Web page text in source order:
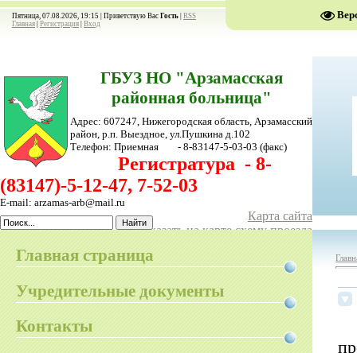
Пятница, 07.08.2026, 19:15 | Приветствую Вас Гость RSS
Главная Регистрация Вход
ГБУЗ НО "Арзамасская
районная больница"
Адрес: 607247, Нижегородская область, Арзамасский
район, р.п. Выездное, ул.Пушкина д.102
Телефон: Приемная - 8-83147-5-03-03 (факс)
Регистратура - 8-
(83147)-5-12-47, 7-52-03
E-mail: arzamas-arb@mail.ru
Карта сайта
Показать на карте схему проезда
Главная страница
Учредительные документы
Контакты